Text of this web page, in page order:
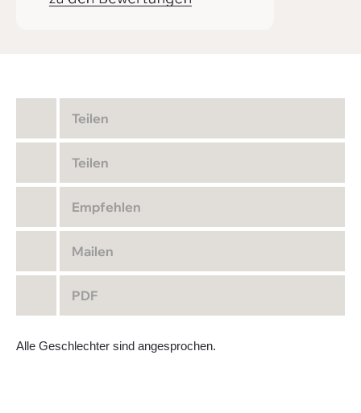
Teilen
Teilen
Empfehlen
Mailen
PDF
Alle Geschlechter sind angesprochen.